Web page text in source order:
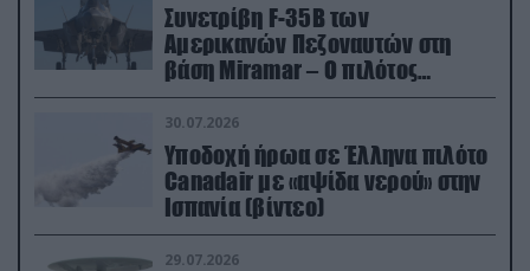
Συνετρίβη F-35B των
Αμερικανών Πεζοναυτών στη
βάση Miramar – Ο πιλότος
εκτινάχθηκε εγκαίρως
30.07.2026
Υποδοχή ήρωα σε Έλληνα πιλότο
Canadair με «αψίδα νερού» στην
Ισπανία (βίντεο)
29.07.2026